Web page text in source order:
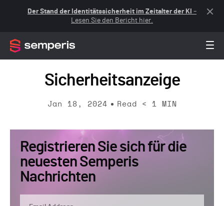
Der Stand der Identitätssicherheit im Zeitalter der KI –
Lesen Sie den Bericht hier.
Sicherheitsanzeige
Jan 18, 2024 Read < 1 MIN
Registrieren Sie sich für die
neuesten Semperis
Nachrichten